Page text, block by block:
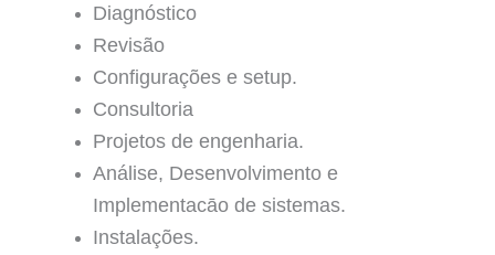
Diagnóstico
Revisão
Configurações e setup.
Consultoria
Projetos de engenharia.
Análise, Desenvolvimento e
Implementacāo de sistemas.
Instalações.